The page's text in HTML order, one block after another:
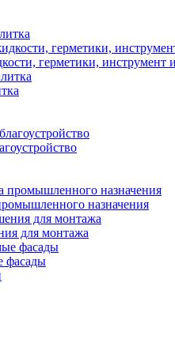
герметики, инструмент
назначения
для монтажа
фасады